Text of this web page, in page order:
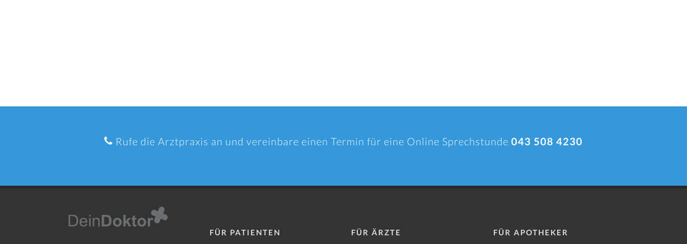
Rufe die Arztpraxis an und vereinbare einen Termin für eine Online Sprechstunde 043 508 4230
FÜR PATIENTEN FÜR ÄRZTE FÜR APOTHEKER